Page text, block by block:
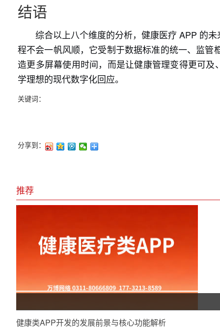
结语
综合以上八个维度的分析，健康医疗 APP 的
程不会一帆风顺，它受制于数据标准的统一、监
造更多屏幕使用时间，而是让健康管理变得更可
学理想的现代数字化回应。
关键词：
分享到：
推荐
健康类APP开发的发展前景与核心功能解析